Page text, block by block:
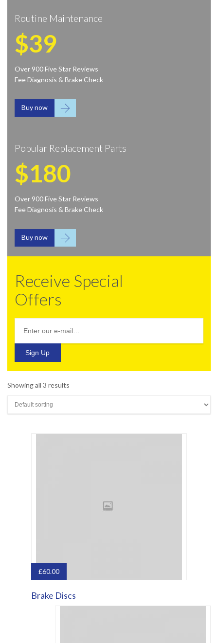
Routine Maintenance
$39
Over 900 Five Star Reviews
Fee Diagnosis & Brake Check
Buy now 
Popular Replacement Parts
$180
Over 900 Five Star Reviews
Fee Diagnosis & Brake Check
Buy now 
Receive Special
Offers
Showing all 3 results
£60.00
Brake Discs